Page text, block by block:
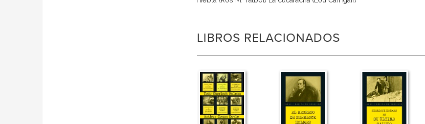
LIBROS RELACIONADOS